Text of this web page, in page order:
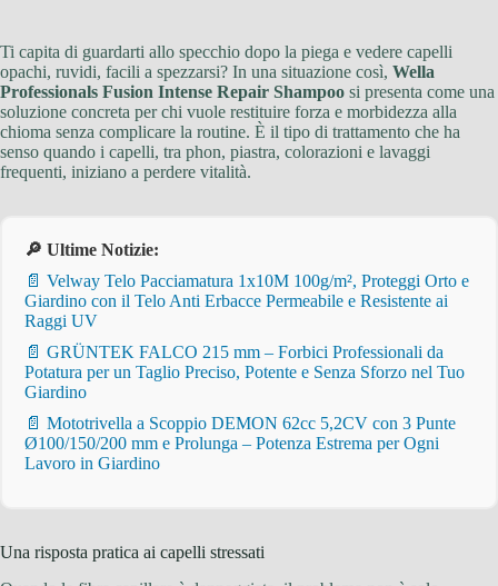
Ti capita di guardarti allo specchio dopo la piega e vedere capelli
opachi, ruvidi, facili a spezzarsi? In una situazione così, Wella
Professionals Fusion Intense Repair Shampoo si presenta come una
soluzione concreta per chi vuole restituire forza e morbidezza alla
chioma senza complicare la routine. È il tipo di trattamento che ha
senso quando i capelli, tra phon, piastra, colorazioni e lavaggi
frequenti, iniziano a perdere vitalità.
🔎 Ultime Notizie:
📄 Velway Telo Pacciamatura 1x10M 100g/m², Proteggi Orto e
Giardino con il Telo Anti Erbacce Permeabile e Resistente ai
Raggi UV
📄 GRÜNTEK FALCO 215 mm – Forbici Professionali da
Potatura per un Taglio Preciso, Potente e Senza Sforzo nel Tuo
Giardino
📄 Mototrivella a Scoppio DEMON 62cc 5,2CV con 3 Punte
Ø100/150/200 mm e Prolunga – Potenza Estrema per Ogni
Lavoro in Giardino
Una risposta pratica ai capelli stressati